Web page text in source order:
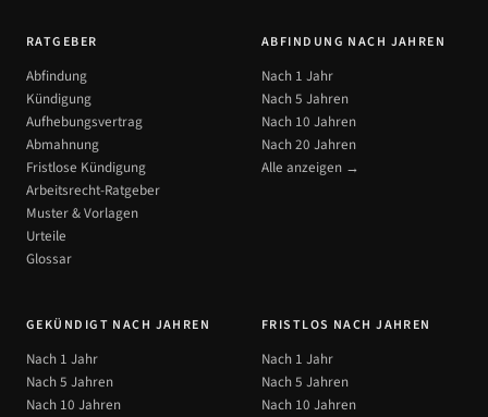
RATGEBER
Abfindung
Kündigung
Aufhebungsvertrag
Abmahnung
Fristlose Kündigung
Arbeitsrecht-Ratgeber
Muster & Vorlagen
Urteile
Glossar
ABFINDUNG NACH JAHREN
Nach 1 Jahr
Nach 5 Jahren
Nach 10 Jahren
Nach 20 Jahren
Alle anzeigen →
GEKÜNDIGT NACH JAHREN
Nach 1 Jahr
Nach 5 Jahren
Nach 10 Jahren
FRISTLOS NACH JAHREN
Nach 1 Jahr
Nach 5 Jahren
Nach 10 Jahren